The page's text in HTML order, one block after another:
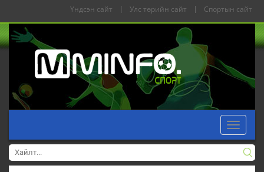
Үндсэн сайт | Улс төрийн сайт | Спортын сайт
Toggle